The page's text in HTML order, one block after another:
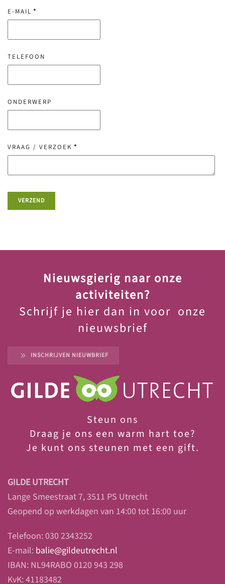
E-MAIL *
TELEFOON
ONDERWERP
VRAAG / VERZOEK *
VERZEND
Nieuwsgierig naar onze
activiteiten?
Schrijf je hier dan in voor onze
nieuwsbrief
INSCHRIJVEN NIEUWBRIEF
Steun ons
Draag je ons een warm hart toe?
Je kunt ons steunen met een gift.
GILDE UTRECHT
Lange Smeestraat 7, 3511 PS Utrecht
Geopend op werkdagen van 14:00 tot 16:00 uur
Telefoon: 030 2343252
E-mail: balie@gildeutrecht.nl
IBAN: NL94RABO 0120 943 298
KvK: 41183482